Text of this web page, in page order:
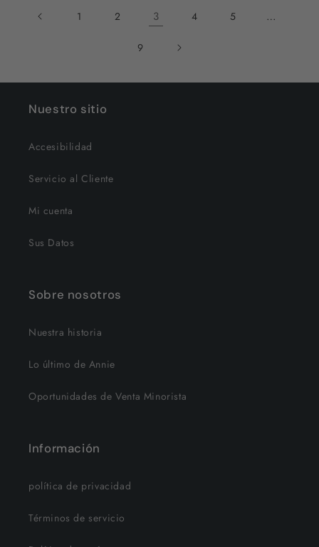
1 2 3 4 5 …
9
Nuestro sitio
Accesibilidad
Servicio al Cliente
Mi cuenta
Sus Datos
Sobre nosotros
Nuestra historia
Lo último de Annie
Oportunidades de Venta Minorista
Información
política de privacidad
Términos de servicio